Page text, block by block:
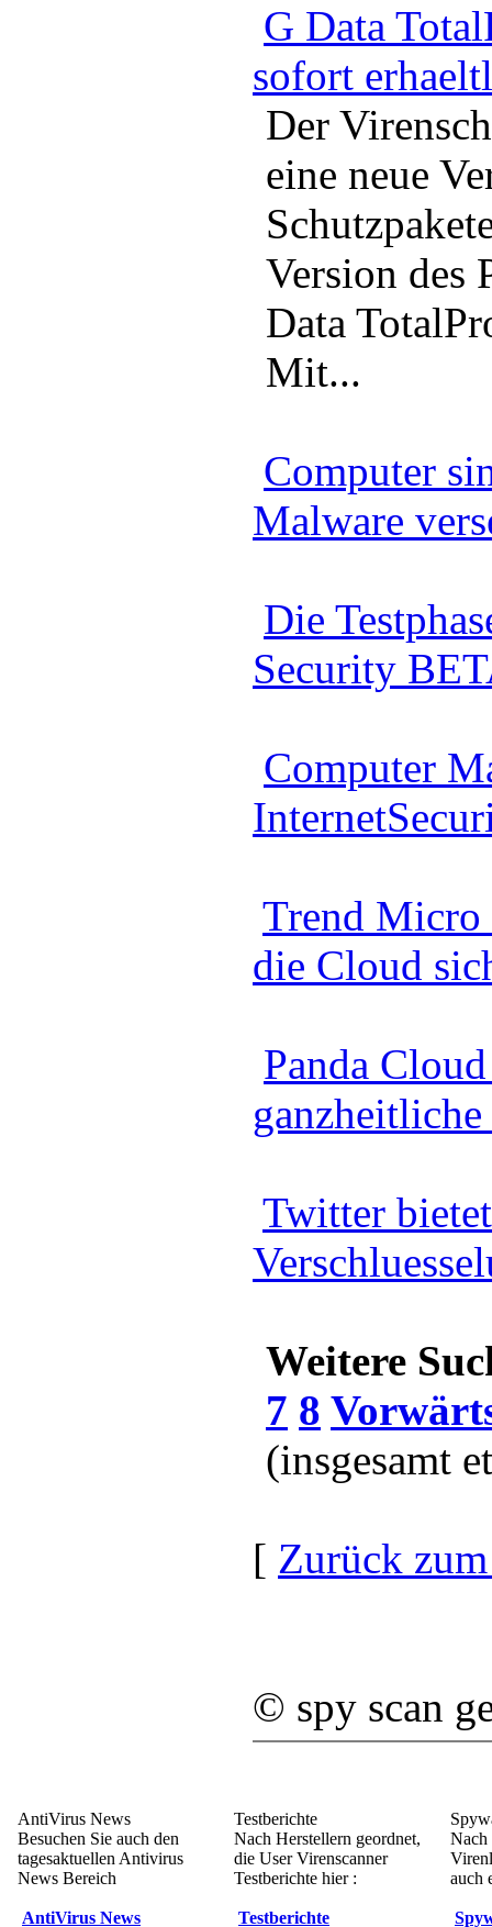
G Data
sofort
Der
eine neue
Version des
Data
Mit...
Computer
Malware
Die
Security
Computer
Trend Micro
die Cloud
Panda
Twitter
Weitere
7 8
(insgesamt
[ Zurück
© spy scan
AntiVirus News
Besuchen Sie auch den
tagesaktuellen Antivirus
News Bereich
AntiVirus News
Testberichte
Nach Herstellern geordnet,
die User Virenscanner
Testberichte hier :
Testberichte
Nach
auch